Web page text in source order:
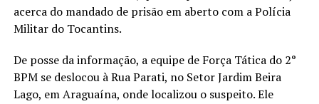
acerca do mandado de prisão em aberto com a Polícia
Militar do Tocantins.
De posse da informação, a equipe de Força Tática do 2°
BPM se deslocou à Rua Parati, no Setor Jardim Beira
Lago, em Araguaína, onde localizou o suspeito. Ele